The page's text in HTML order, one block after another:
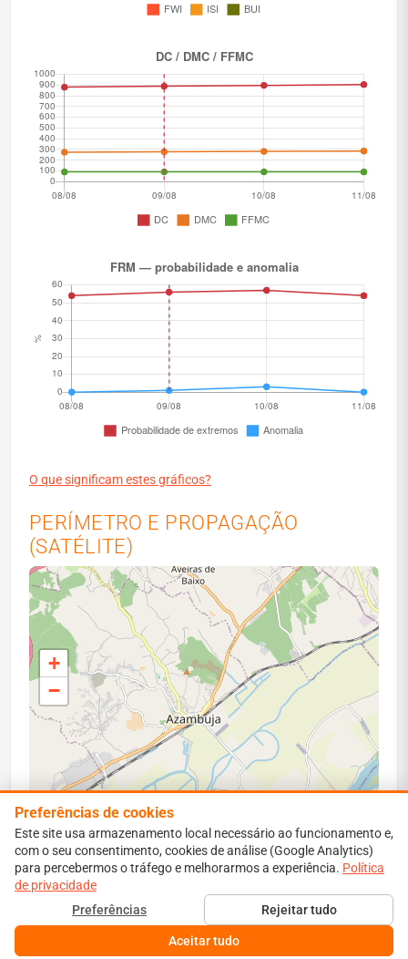
O que significam estes gráficos?
PERÍMETRO E PROPAGAÇÃO
(SATÉLITE)
+
−
Leaflet|Map data ©OpenStreetMapcontributors
Perímetro vermelho: área ardida estimada. Isócronas:
propagação simulada a 1–6 h.
Preferências de cookies
Este site usa armazenamento local necessário ao funcionamento e,
com o seu consentimento, cookies de análise (Google Analytics)
para percebermos o tráfego e melhorarmos a experiência. Política
de privacidade
Preferências
Rejeitar tudo
Aceitar tudo